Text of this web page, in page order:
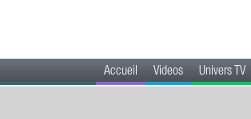
Accueil Videos Univers TV